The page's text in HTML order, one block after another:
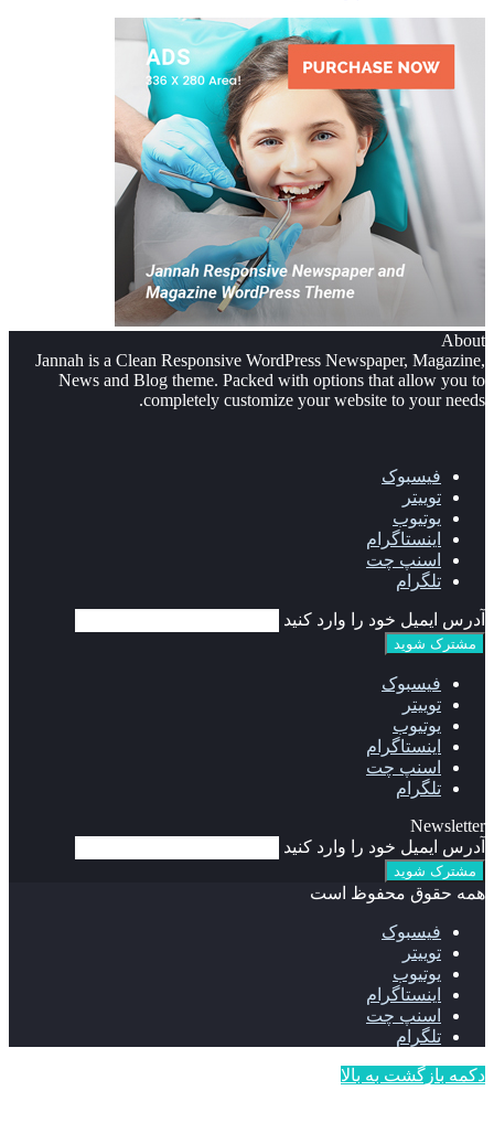
About
Jannah is a Clean Responsive WordPress Newspaper, Magazine,
News and Blog theme. Packed with options that allow you to
completely customize your website to your needs.
فیسبوک
توییتر
یوتیوب
اینستاگرام
اسنپ چت
تلگرام
آدرس ایمیل خود را وارد کنید
فیسبوک
توییتر
یوتیوب
اینستاگرام
اسنپ چت
تلگرام
Newsletter
آدرس ایمیل خود را وارد کنید
همه حقوق محفوظ است
فیسبوک
توییتر
یوتیوب
اینستاگرام
اسنپ چت
تلگرام
دکمه بازگشت به بالا